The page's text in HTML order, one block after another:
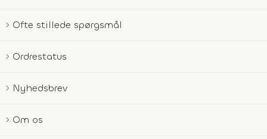
Ofte stillede spørgsmål
Ordrestatus
Nyhedsbrev
Om os